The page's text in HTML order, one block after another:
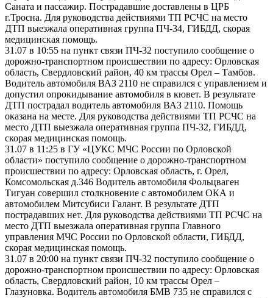
Саната и пассажир. Пострадавшие доставлены в ЦРБ
г.Тросна. Для руководства действиями ТП РСЧС на место
ДТП выезжала оперативная группа ПЧ-34, ГИБДД, скорая
медицинская помощь.
31.07 в 10:55 на пункт связи ПЧ-32 поступило сообщение о
дорожно-транспортном происшествии по адресу: Орловская
область, Свердловский район, 40 км трассы Орел – Тамбов.
Водитель автомобиля ВАЗ 2110 не справился с управлением и
допустил опрокидывание автомобиля в кювет. В результате
ДТП пострадал водитель автомобиля ВАЗ 2110. Помощь
оказана на месте. Для руководства действиями ТП РСЧС на
место ДТП выезжала оперативная группа ПЧ-32, ГИБДД,
скорая медицинская помощь.
31.07 в 11:25 в ГУ «ЦУКС МЧС России по Орловской
области» поступило сообщение о дорожно-транспортном
происшествии по адресу: Орловская область, г. Орел,
Комсомольская д.346 Водитель автомобиля Фольцваген
Тигуан совершил столкновение с автомобилем ОКА и
автомобилем Митсубиси Галант. В результате ДТП
пострадавших нет. Для руководства действиями ТП РСЧС на
место ДТП выезжала оперативная группа Главного
управления МЧС России по Орловской области, ГИБДД,
скорая медицинская помощь.
31.07 в 20:00 на пункт связи ПЧ-32 поступило сообщение о
дорожно-транспортном происшествии по адресу: Орловская
область, Свердловский район, 10 км трассы Орел –
Глазуновка. Водитель автомобиля БМВ 735 не справился с